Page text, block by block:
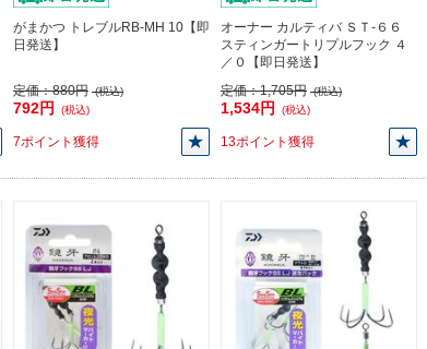
がまかつ トレブルRB-MH 10【即
日発送】
定価：880円 (税込)
792円 (税込)
7ポイント獲得
オーナー カルティバ ＳＴ-６６
スティンガートリプルフック ４
／０【即日発送】
定価：1,705円 (税込)
1,534円 (税込)
13ポイント獲得